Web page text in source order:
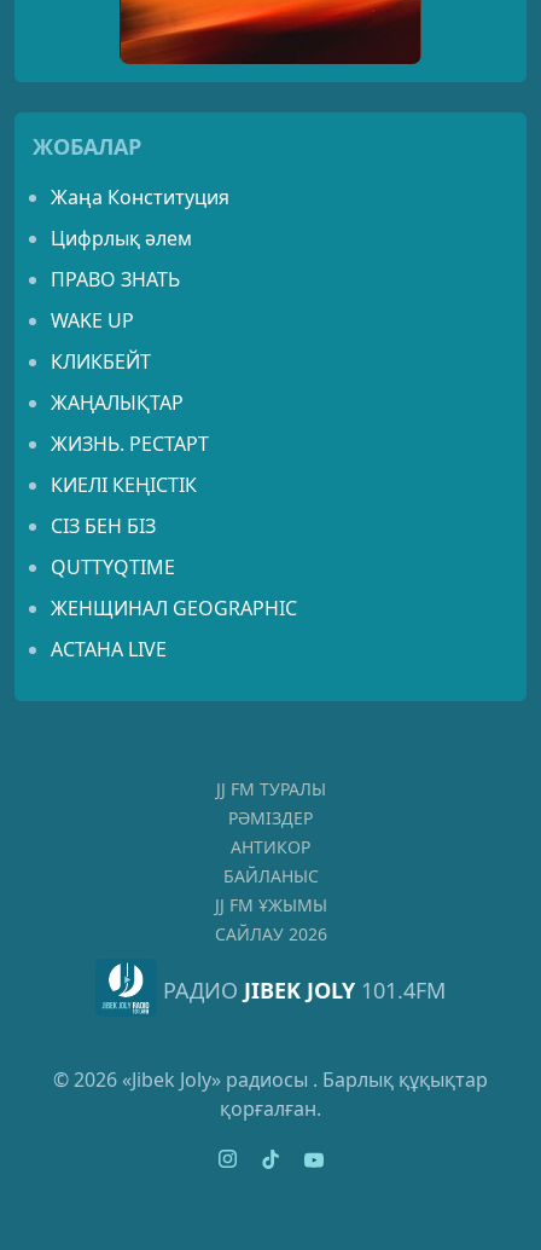
ЖОБАЛАР
Жаңа Конституция
Цифрлық әлем
ПРАВО ЗНАТЬ
WAKE UP
КЛИКБЕЙТ
ЖАҢАЛЫҚТАР
ЖИЗНЬ. РЕСТАРТ
КИЕЛІ КЕҢІСТІК
СІЗ БЕН БІЗ
QUTTYQTIME
ЖЕНЩИНАЛ GEOGRAPHIC
АСТАНА LIVE
JJ FM ТУРАЛЫ
РӘМІЗДЕР
АНТИКОР
БАЙЛАНЫС
JJ FM ҰЖЫМЫ
САЙЛАУ 2026
РАДИО JIBEK JOLY 101.4FM
© 2026 «Jibek Joly» радиосы . Барлық құқықтар
қорғалған.